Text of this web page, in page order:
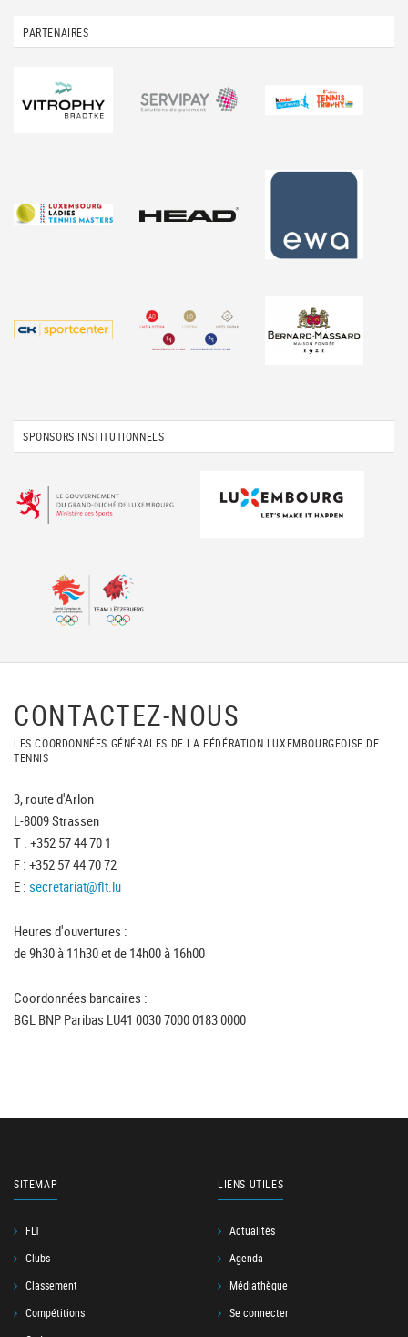
PARTENAIRES
SPONSORS INSTITUTIONNELS
CONTACTEZ-NOUS
LES COORDONNÉES GÉNÉRALES DE LA FÉDÉRATION LUXEMBOURGEOISE DE
TENNIS
3, route d'Arlon
L-8009 Strassen
T : +352 57 44 70 1
F : +352 57 44 70 72
E : secretariat@flt.lu
Heures d'ouvertures :
de 9h30 à 11h30 et de 14h00 à 16h00
Coordonnées bancaires :
BGL BNP Paribas LU41 0030 7000 0183 0000
SITEMAP
FLT
Clubs
Classement
Compétitions
LIENS UTILES
Actualités
Agenda
Médiathèque
Se connecter